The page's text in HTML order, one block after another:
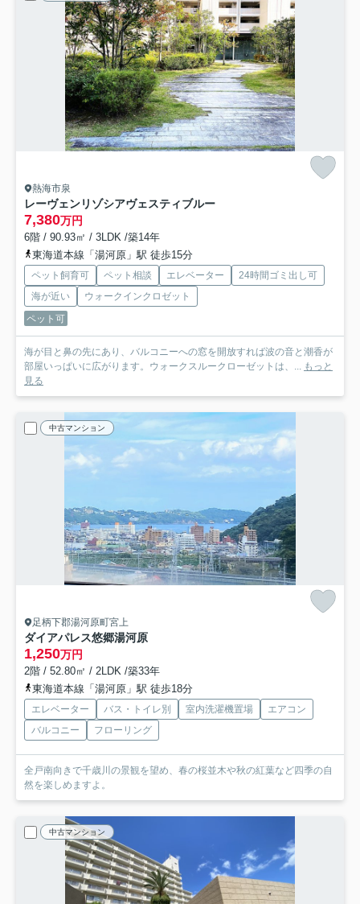
熱海市泉
レーヴェンリゾシアヴェスティブルー
7,380万円
6階 / 90.93㎡ / 3LDK /築14年
東海道本線「湯河原」駅 徒歩15分
ペット飼育可 ペット相談 エレベーター
24時間ゴミ出し可
海が近い
ウォークインクロゼット
ペット可
海が目と鼻の先にあり、バルコニーへの窓を開放すれば波の音と潮香が
部屋いっぱいに広がります。ウォークスルークローゼットは、... もっと
見る
中古マンション
足柄下郡湯河原町宮上
ダイアパレス悠郷湯河原
1,250万円
2階 / 52.80㎡ / 2LDK /築33年
東海道本線「湯河原」駅 徒歩18分
エレベーター バス・トイレ別 室内洗濯機置場
エアコン
バルコニー
フローリング
全戸南向きで千歳川の景観を望め、春の桜並木や秋の紅葉など四季の自
然を楽しめますよ。
中古マンション